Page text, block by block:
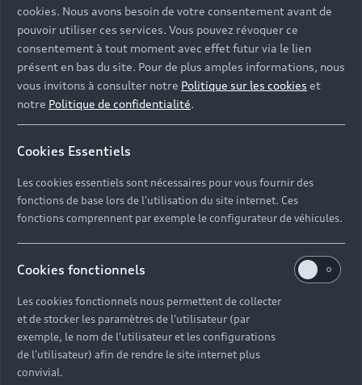
cookies. Nous avons besoin de votre consentement avant de
pouvoir utiliser ces services. Vous pouvez révoquer ce
consentement à tout moment avec effet futur via le lien
présent en bas du site. Pour de plus amples informations, nous
vous invitons à consulter notre Politique sur les cookies et
notre Politique de confidentialité.
Cookies Essentiels
Les cookies essentiels sont nécessaires pour vous fournir des
fonctions de base lors de l'utilisation du site internet. Ces
fonctions comprennent par exemple le configurateur de véhicules.
Cookies fonctionnels
Les cookies fonctionnels nous permettent de collecter
et de stocker les paramètres de l'utilisateur (par
exemple, le nom de l'utilisateur et les configurations
de l'utilisateur) afin de rendre le site internet plus
convivial.